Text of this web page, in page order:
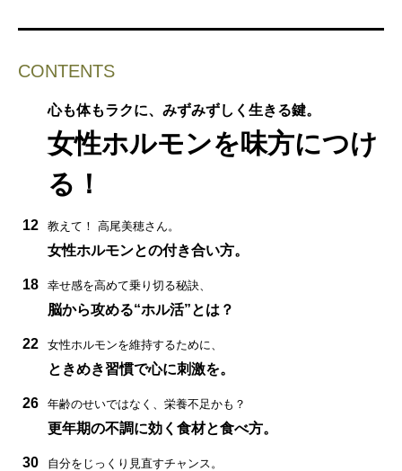
CONTENTS
心も体もラクに、みずみずしく生きる鍵。
女性ホルモンを味方につけ
る！
12 教えて！ 高尾美穂さん。
女性ホルモンとの付き合い方。
18 幸せ感を高めて乗り切る秘訣、
脳から攻める“ホル活”とは？
22 女性ホルモンを維持するために、
ときめき習慣で心に刺激を。
26 年齢のせいではなく、栄養不足かも？
更年期の不調に効く食材と食べ方。
30 自分をじっくり見直すチャンス。